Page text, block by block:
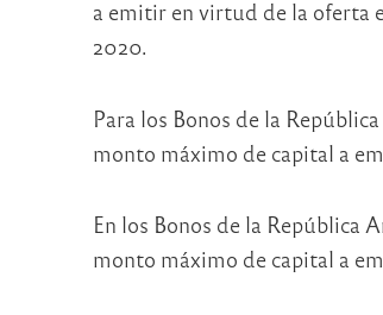
a emitir en virtud de la oferta
2020.
Para los Bonos de la
monto máximo de capital a
En los Bonos de la República
monto máximo de capital a